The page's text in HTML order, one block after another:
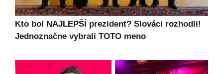
Kto bol NAJLEPŠÍ prezident? Slováci rozhodli!
Jednoznačne vybrali TOTO meno